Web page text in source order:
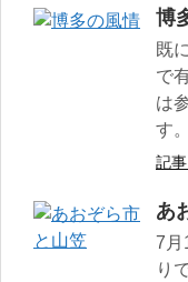
博
既
で
は
す。
記
あ
7月
り